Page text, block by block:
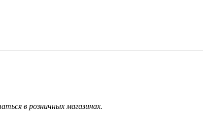
в розничных магазинах.